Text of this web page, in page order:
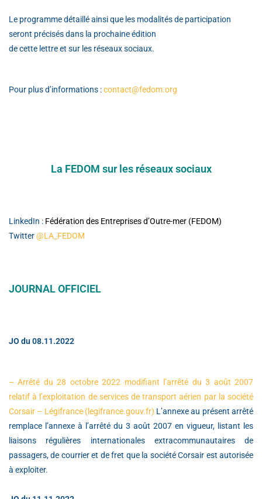
Le programme détaillé ainsi que les modalités de participation
seront précisés dans la prochaine édition
de cette lettre et sur les réseaux sociaux.
Pour plus d’informations :contact@fedom.org
La FEDOM sur les réseaux sociaux
LinkedIn : Fédération des Entreprisesd’Outre-mer (FEDOM)
Twitter@LA_FEDOM
JOURNAL OFFICIEL
JO du 08.11.2022
– Arrêté du 28 octobre 2022 modifiant l’arrêté du 3 août 2007
relatif à l’exploitation de services de transport aérien par la société
Corsair – Légifrance (legifrance.gouv.fr) L’annexe au présent arrêté
remplace l’annexe à l’arrêté du 3 août 2007 en vigueur, listant les
liaisons régulières internationales extracommunautaires de
passagers, de courrier et de fret que la société Corsair est autorisée
à exploiter.